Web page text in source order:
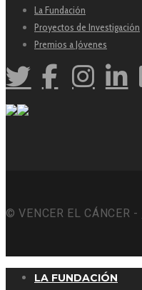
La Fundación
Proyectos de Investigación
Premios a Jóvenes
© VENCER EL CÁNCER -
LA FUNDACIÓN